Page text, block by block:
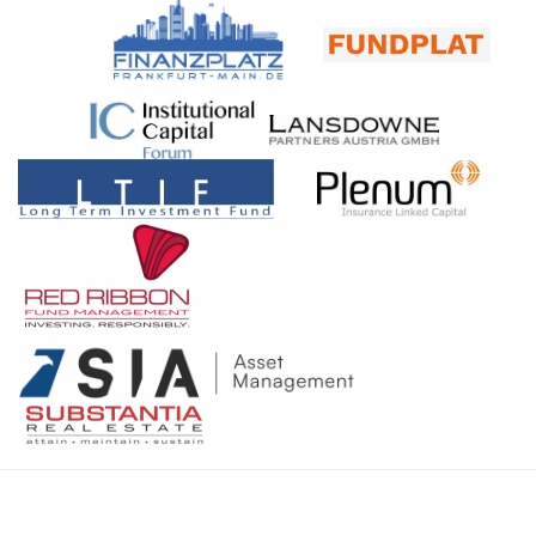
Wolk ist der Umgang mit erratischen Kursbewegungen als
Folge von Krisen absolut nicht neu. In seiner mehr als 30-
jährigen Börsenerfahrung, davon die meiste Zeit als
der Webkonferenz mit Thomas Reinhold am Montag, den 07.
November 2022 von 09.30 Uhr bis 10.30 Uhr, will er den Gästen
vermitteln, wie man bereits im Januar 2022 mit einem
vorausschauenden Risikomanagement Extremrisiken
vorbeugen- und auf der anderen Seite einen positiven Beitrag
zur Renditeerzielung erwirtschaften konnte. Dies illustriert er mit
praktischen Beispielen aus dem von ihm beratenen Fonds. Sie
möchten an dieser Veranstaltung teilnehmen? Sehr gern,
zu Konferenzbeginn am 07.11.2022 angerufen. Die
Anmeldedaten für die Bildschirmpräsentation erhalten Sie
unmittelbar nach Eingang Ihrer Registrierung. Veranstaltung
zu tun im Bereich Media, beispielsweise jede Woche Interviews
für die Newsletters. Hill: Womit beschäftigen Sie sich, wenn Sie
gerade nicht Veranstaltungen planen, begleiten und moderieren?
Caduff: Wir haben ein Chalet mit grossem Umschwung. Wenn
man mit der Arbeit links fertig ist, beginnt rechts eine neue. Da
es nicht weit von St. Moritz entfernt ist, fahre ich jede freie
Minute ins Engadin. Hier bin ich glücklich. Nebst in Zürich
natürlich, wo ich seit 40 Jahren lebe. Hill: Vielen Dank für das
Gespräch. Ihnen noch viele gute Gespräche bei Ihrem
kommenden Frankfurt-Event! Quelle: www.finanzplatz-
frankfurt.de Thomas J. Caduff ist CEO der Fundplat GmbH. Er
ist seit über 40 Jahren in der Finanzindustrie tätig. Zu seinen
beruflichen Stationen gehörten das Börsenkommissariat des
Kantons Zürich, die Bank Vontobel, die Credit Suisse und die
UBS. Thomas J. Caduff diente ferner drei Jahrzehnte lang in
einer Division und mehreren Brigaden der Schweizer Armee als
Rohstoffe“ (Veranstaltungsreihe – München, Stuttgart, Zürich,
Frankfurt, Köln, Hamburg – FAM Frankfurt Asset Management
AG & SIA Funds AG) – FondsboutiquenFRANKFURT, LUZERN
& KNOWHOW: Blockchain, Startups, Behavioural Finance –
Networking, Ökosysteme & Leidenschaft (INTERVIEW – Jan
Carlos Janke, HSLU – Hochschule Luzern & Swiss Digital
Finance Confererence – Veranstaltungshinweis) –
FondsboutiquenFinanzplatz Frankfurt, Knowhow & Asset
Management (fondsboutiquen.de)FINANZPLATZ FRANKFURT:
ESG, digitale Infrastruktur, Innovation & „Ökosystem Frankfurt“
(Michael Jakobi, contagi Digital Impact Group) –
Fondsboutiquen